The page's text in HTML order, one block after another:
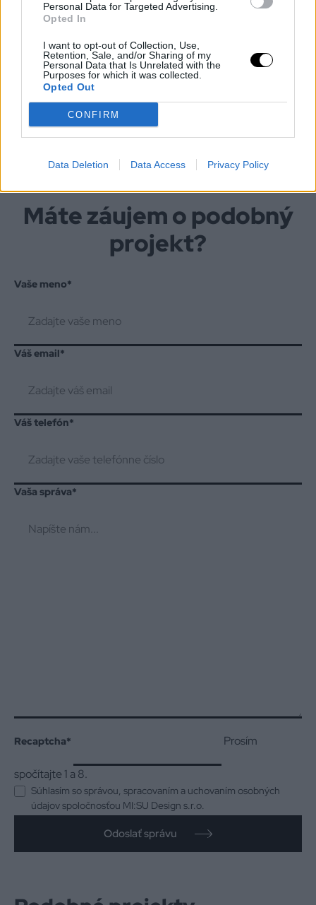
Personal Data for Targeted Advertising.
Opted In
I want to opt-out of Collection, Use,
Retention, Sale, and/or Sharing of my
Personal Data that Is Unrelated with the
Purposes for which it was collected.
Opted Out
CONFIRM
Data Deletion Data Access Privacy Policy
Máte záujem o podobný
projekt?
Vaše meno*
Váš email*
Váš telefón*
Vaša správa*
Recaptcha* Prosím
spočítajte 1 a 8.
Súhlasím so správou, spracovaním a uchovaním osobných
údajov spoločnosťou MI:SU Design s.r.o.
Odoslať správu